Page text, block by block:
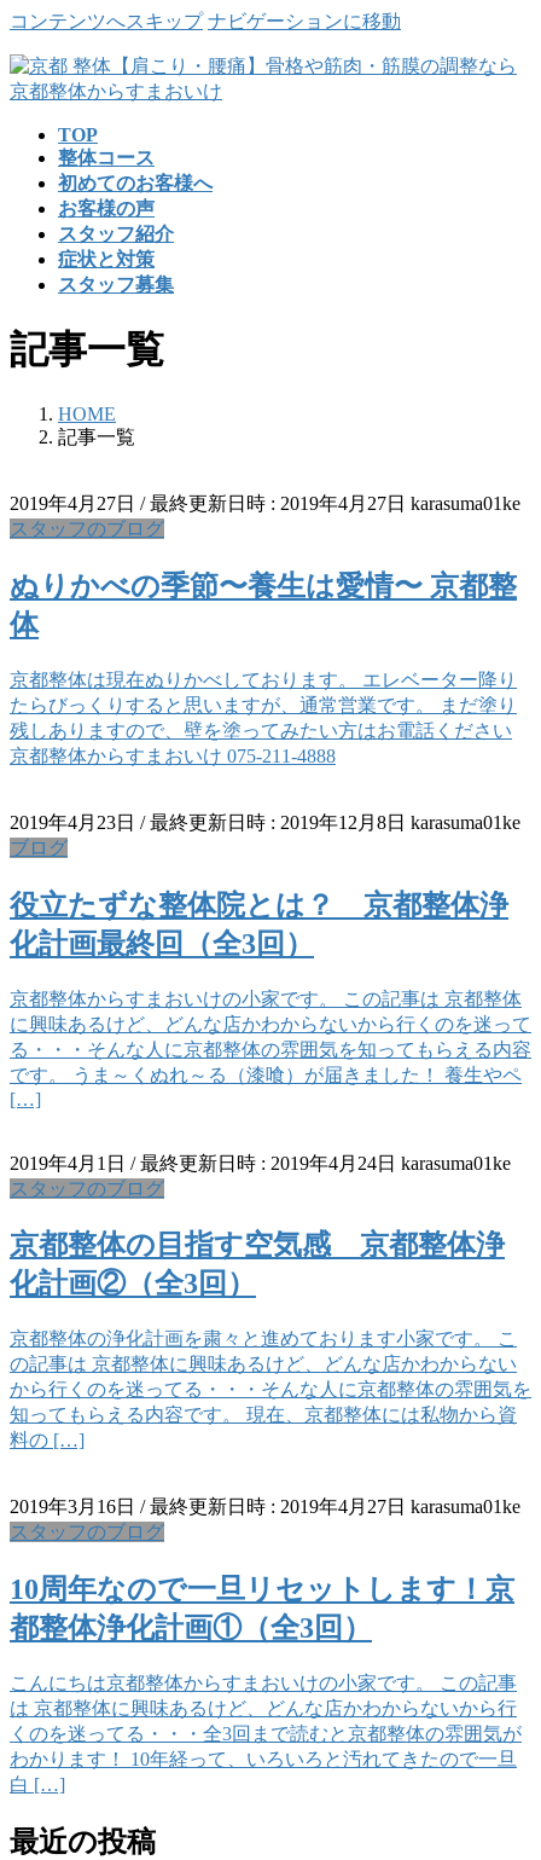
コンテンツへスキップ ナビゲーションに移動
TOP
整体コース
初めてのお客様へ
お客様の声
スタッフ紹介
症状と対策
スタッフ募集
記事一覧
HOME
記事一覧
2019年4月27日 / 最終更新日時 : 2019年4月27日 karasuma01ke
スタッフのブログ
ぬりかべの季節〜養生は愛情〜 京都整
体
京都整体は現在ぬりかべしております。 エレベーター降り
たらびっくりすると思いますが、通常営業です。 まだ塗り
残しありますので、壁を塗ってみたい方はお電話ください
京都整体からすまおいけ 075-211-4888
2019年4月23日 / 最終更新日時 : 2019年12月8日 karasuma01ke
ブログ
役立たずな整体院とは？ 京都整体浄
化計画最終回（全3回）
京都整体からすまおいけの小家です。 この記事は 京都整体
に興味あるけど、どんな店かわからないから行くのを迷って
る・・・そんな人に京都整体の雰囲気を知ってもらえる内容
です。 うま～くぬれ～る（漆喰）が届きました！ 養生やペ
[…]
2019年4月1日 / 最終更新日時 : 2019年4月24日 karasuma01ke
スタッフのブログ
京都整体の目指す空気感 京都整体浄
化計画②（全3回）
京都整体の浄化計画を粛々と進めております小家です。 こ
の記事は 京都整体に興味あるけど、どんな店かわからない
から行くのを迷ってる・・・そんな人に京都整体の雰囲気を
知ってもらえる内容です。 現在、京都整体には私物から資
料の […]
2019年3月16日 / 最終更新日時 : 2019年4月27日 karasuma01ke
スタッフのブログ
10周年なので一旦リセットします！京
都整体浄化計画①（全3回）
こんにちは京都整体からすまおいけの小家です。 この記事
は 京都整体に興味あるけど、どんな店かわからないから行
くのを迷ってる・・・全3回まで読むと京都整体の雰囲気が
わかります！ 10年経って、いろいろと汚れてきたので一旦
白 […]
最近の投稿